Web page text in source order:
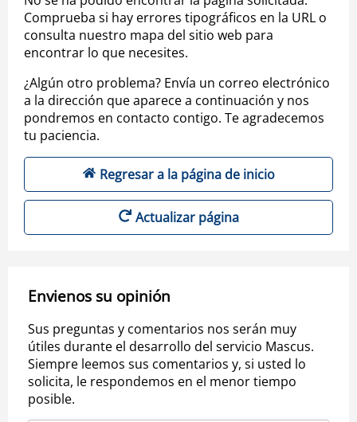
Comprueba si hay errores tipográficos en la URL o
consulta nuestro mapa del sitio web para
encontrar lo que necesites.
¿Algún otro problema? Envía un correo electrónico
a la dirección que aparece a continuación y nos
pondremos en contacto contigo. Te agradecemos
tu paciencia.
Regresar a la página de inicio
Actualizar página
Envienos su opinión
Sus preguntas y comentarios nos serán muy
útiles durante el desarrollo del servicio Mascus.
Siempre leemos sus comentarios y, si usted lo
solicita, le respondemos en el menor tiempo
posible.